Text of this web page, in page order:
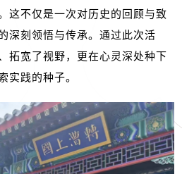
这不仅是一次对历史的回顾与致
深刻领悟与传承。通过此次活
拓宽了视野，更在心灵深处种下
实践的种子。